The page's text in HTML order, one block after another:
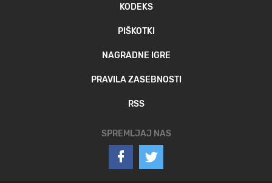
KODEKS
PIŠKOTKI
NAGRADNE IGRE
PRAVILA ZASEBNOSTI
RSS
SPREMLJAJ NAS